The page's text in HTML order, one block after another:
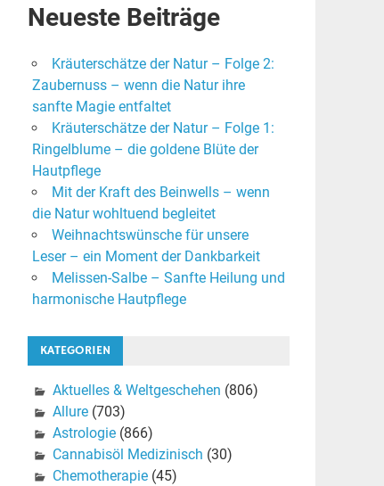
Neueste Beiträge
Kräuterschätze der Natur – Folge 2:
Zaubernuss – wenn die Natur ihre
sanfte Magie entfaltet
Kräuterschätze der Natur – Folge 1:
Ringelblume – die goldene Blüte der
Hautpflege
Mit der Kraft des Beinwells – wenn
die Natur wohltuend begleitet
Weihnachtswünsche für unsere
Leser – ein Moment der Dankbarkeit
Melissen-Salbe – Sanfte Heilung und
harmonische Hautpflege
KATEGORIEN
Aktuelles & Weltgeschehen (806)
Allure(703)
Astrologie(866)
Cannabisöl Medizinisch (30)
Chemotherapie(45)